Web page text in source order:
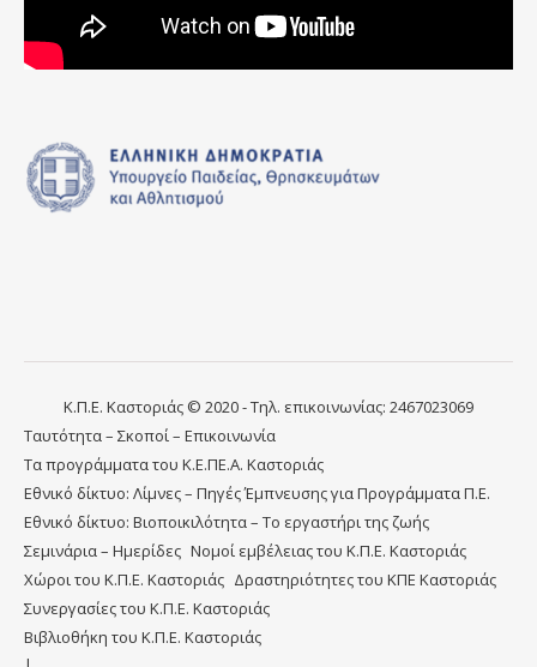
Κ.Π.Ε. Καστοριάς © 2020 - Τηλ. επικοινωνίας: 2467023069
Ταυτότητα – Σκοποί – Επικοινωνία
Τα προγράμματα του Κ.Ε.ΠΕ.Α. Καστοριάς
Εθνικό δίκτυο: Λίμνες – Πηγές Έμπνευσης για Προγράμματα Π.Ε.
Εθνικό δίκτυο: Βιοποικιλότητα – Το εργαστήρι της ζωής
Σεμινάρια – Ημερίδες Νομοί εμβέλειας του Κ.Π.Ε. Καστοριάς
Χώροι του Κ.Π.Ε. Καστοριάς Δραστηριότητες του ΚΠΕ Καστοριάς
Συνεργασίες του Κ.Π.Ε. Καστοριάς
Βιβλιοθήκη του Κ.Π.Ε. Καστοριάς